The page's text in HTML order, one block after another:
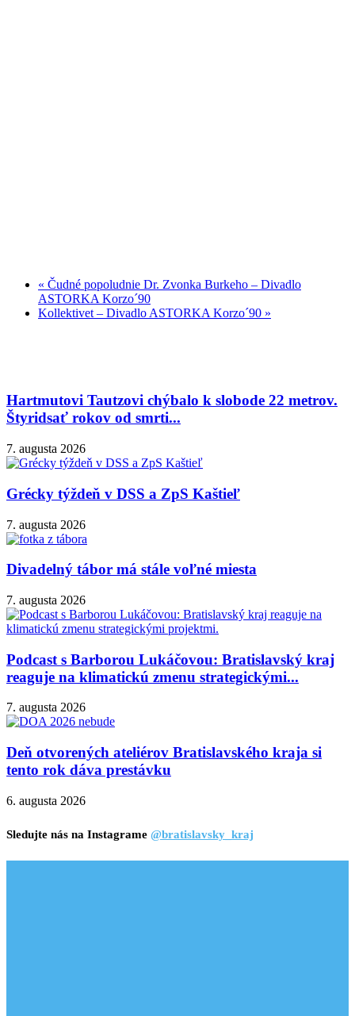
« Čudné popoludnie Dr. Zvonka Burkeho – Divadlo
ASTORKA Korzo´90
Kollektivet – Divadlo ASTORKA Korzo´90 »
Hartmutovi Tautzovi chýbalo k slobode 22 metrov.
Štyridsať rokov od smrti...
7. augusta 2026
Grécky týždeň v DSS a ZpS Kaštieľ
7. augusta 2026
Divadelný tábor má stále voľné miesta
7. augusta 2026
Podcast s Barborou Lukáčovou: Bratislavský kraj
reaguje na klimatickú zmenu strategickými...
7. augusta 2026
Deň otvorených ateliérov Bratislavského kraja si
tento rok dáva prestávku
6. augusta 2026
Sledujte nás na Instagrame @bratislavsky_kraj